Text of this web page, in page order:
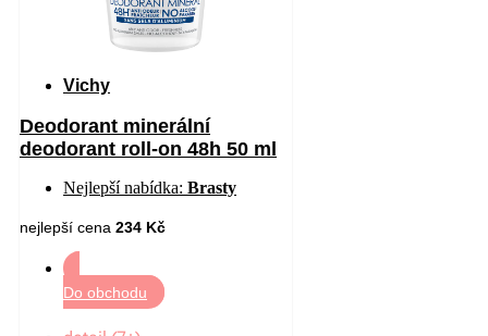
Vichy
Deodorant minerální
deodorant roll-on 48h 50 ml
Nejlepší nabídka: Brasty
nejlepší cena 234 Kč
Do obchodu